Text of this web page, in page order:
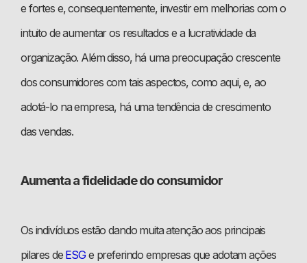
e fortes e, consequentemente, investir em melhorias com o
intuito de aumentar os resultados e a lucratividade da
organização. Além disso, há uma preocupação crescente
dos consumidores com tais aspectos, como aqui, e, ao
adotá-lo na empresa, há uma tendência de crescimento
das vendas.
Aumenta a fidelidade do consumidor
Os indivíduos estão dando muita atenção aos principais
pilares de ESGe preferindo empresas que adotam ações